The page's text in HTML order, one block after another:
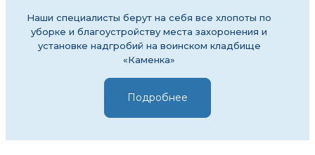
Наши специалисты берут на себя все хлопоты по
уборке и благоустройству места захоронения и
установке надгробий на воинском кладбище
«Каменка»
Подробнее